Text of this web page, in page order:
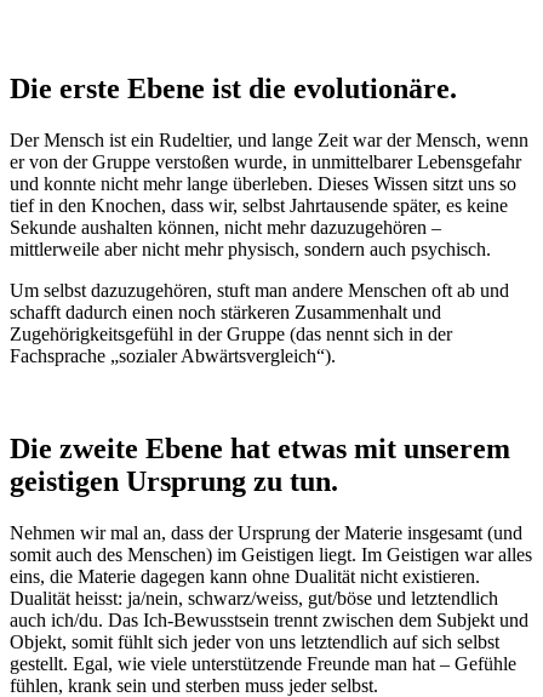
Die erste Ebene ist die evolutionäre.
Der Mensch ist ein Rudeltier, und lange Zeit war der Mensch, wenn
er von der Gruppe verstoßen wurde, in unmittelbarer Lebensgefahr
und konnte nicht mehr lange überleben. Dieses Wissen sitzt uns so
tief in den Knochen, dass wir, selbst Jahrtausende später, es keine
Sekunde aushalten können, nicht mehr dazuzugehören –
mittlerweile aber nicht mehr physisch, sondern auch psychisch.
Um selbst dazuzugehören, stuft man andere Menschen oft ab und
schafft dadurch einen noch stärkeren Zusammenhalt und
Zugehörigkeitsgefühl in der Gruppe (das nennt sich in der
Fachsprache „sozialer Abwärtsvergleich“).
Die zweite Ebene hat etwas mit unserem
geistigen Ursprung zu tun.
Nehmen wir mal an, dass der Ursprung der Materie insgesamt (und
somit auch des Menschen) im Geistigen liegt. Im Geistigen war alles
eins, die Materie dagegen kann ohne Dualität nicht existieren.
Dualität heisst: ja/nein, schwarz/weiss, gut/böse und letztendlich
auch ich/du. Das Ich-Bewusstsein trennt zwischen dem Subjekt und
Objekt, somit fühlt sich jeder von uns letztendlich auf sich selbst
gestellt. Egal, wie viele unterstützende Freunde man hat – Gefühle
fühlen, krank sein und sterben muss jeder selbst.